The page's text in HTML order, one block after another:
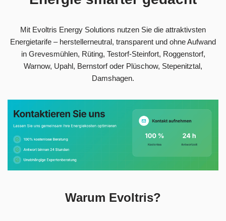
Mit Evoltris Energy Solutions nutzen Sie die attraktivsten
Energietarife – herstellerneutral, transparent und ohne Aufwand
in Grevesmühlen, Rüting, Testorf-Steinfort, Roggenstorf,
Warnow, Upahl, Bernstorf oder Plüschow, Stepenitztal,
Damshagen.
Warum Evoltris?